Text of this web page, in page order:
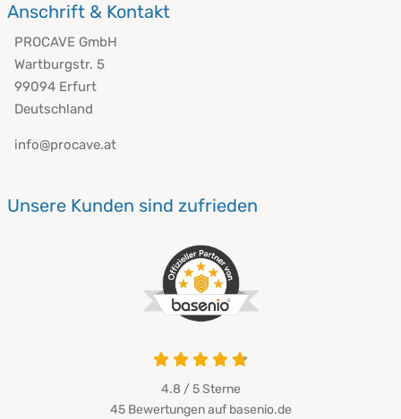
Anschrift & Kontakt
PROCAVE GmbH
Wartburgstr. 5
99094 Erfurt
Deutschland
info@procave.at
Unsere Kunden sind zufrieden
4.8 von 5
4.8 / 5Sterne
45 Bewertungen auf basenio.de